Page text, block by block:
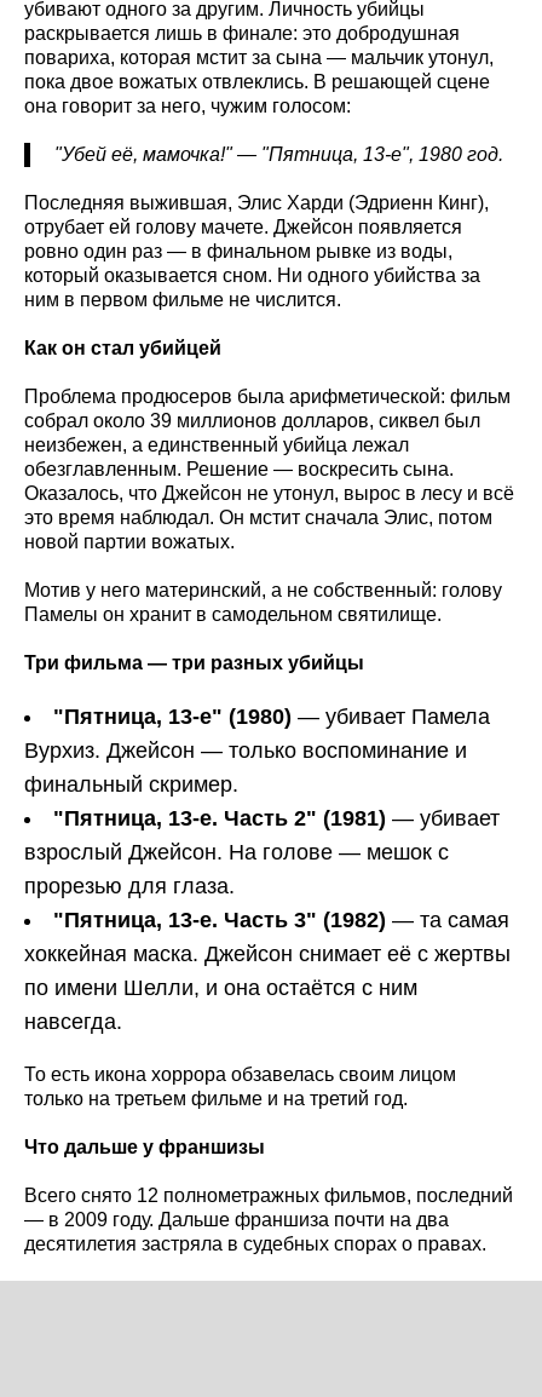
убивают одного за другим. Личность убийцы
раскрывается лишь в финале: это добродушная
повариха, которая мстит за сына — мальчик утонул,
пока двое вожатых отвлеклись. В решающей сцене
она говорит за него, чужим голосом:
"Убей её, мамочка!" — "Пятница, 13-е", 1980 год.
Последняя выжившая, Элис Харди (Эдриенн Кинг),
отрубает ей голову мачете. Джейсон появляется
ровно один раз — в финальном рывке из воды,
который оказывается сном. Ни одного убийства за
ним в первом фильме не числится.
Как он стал убийцей
Проблема продюсеров была арифметической: фильм
собрал около 39 миллионов долларов, сиквел был
неизбежен, а единственный убийца лежал
обезглавленным. Решение — воскресить сына.
Оказалось, что Джейсон не утонул, вырос в лесу и всё
это время наблюдал. Он мстит сначала Элис, потом
новой партии вожатых.
Мотив у него материнский, а не собственный: голову
Памелы он хранит в самодельном святилище.
Три фильма — три разных убийцы
"Пятница, 13-е" (1980) — убивает Памела
Вурхиз. Джейсон — только воспоминание и
финальный скример.
"Пятница, 13-е. Часть 2" (1981) — убивает
взрослый Джейсон. На голове — мешок с
прорезью для глаза.
"Пятница, 13-е. Часть 3" (1982) — та самая
хоккейная маска. Джейсон снимает её с жертвы
по имени Шелли, и она остаётся с ним
навсегда.
То есть икона хоррора обзавелась своим лицом
только на третьем фильме и на третий год.
Что дальше у франшизы
Всего снято 12 полнометражных фильмов, последний
— в 2009 году. Дальше франшиза почти на два
десятилетия застряла в судебных спорах о правах.